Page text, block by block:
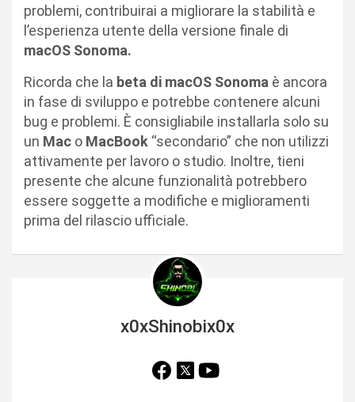
problemi, contribuirai a migliorare la stabilità e
l’esperienza utente della versione finale di
macOS Sonoma.
Ricorda che la beta di macOS Sonoma è ancora
in fase di sviluppo e potrebbe contenere alcuni
bug e problemi. È consigliabile installarla solo su
un Mac o MacBook “secondario” che non utilizzi
attivamente per lavoro o studio. Inoltre, tieni
presente che alcune funzionalità potrebbero
essere soggette a modifiche e miglioramenti
prima del rilascio ufficiale.
x0xShinobix0x